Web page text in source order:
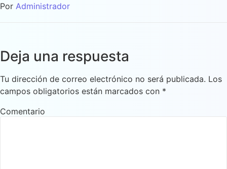
Por Administrador
Deja una respuesta
Tu dirección de correo electrónico no será publicada. Los
campos obligatorios están marcados con *
Comentario